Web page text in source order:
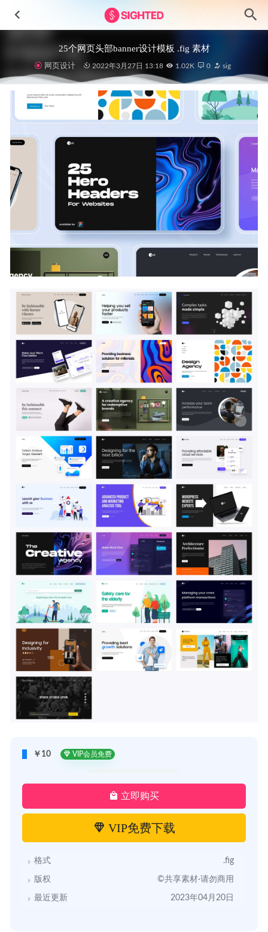
25个网页头部banner设计模板 .fig 素材
网页设计 2022年3月27日 13:18 1.02K 0 sig
￥10 VIP会员免费
立即购买
VIP免费下载
格式 .fig
版权 ©共享素材·请勿商用
最近更新 2023年04月20日
Electric Vehicle-电动车环保3D图标设计素材 2024-11-26
MOLLET明暗两种风格成套金融app ui设计 .fig .sketch素材
Jobby-招聘APP UI设计素材 2024-02-17
Aisha-假日3D角色设计素材
2023-08-05